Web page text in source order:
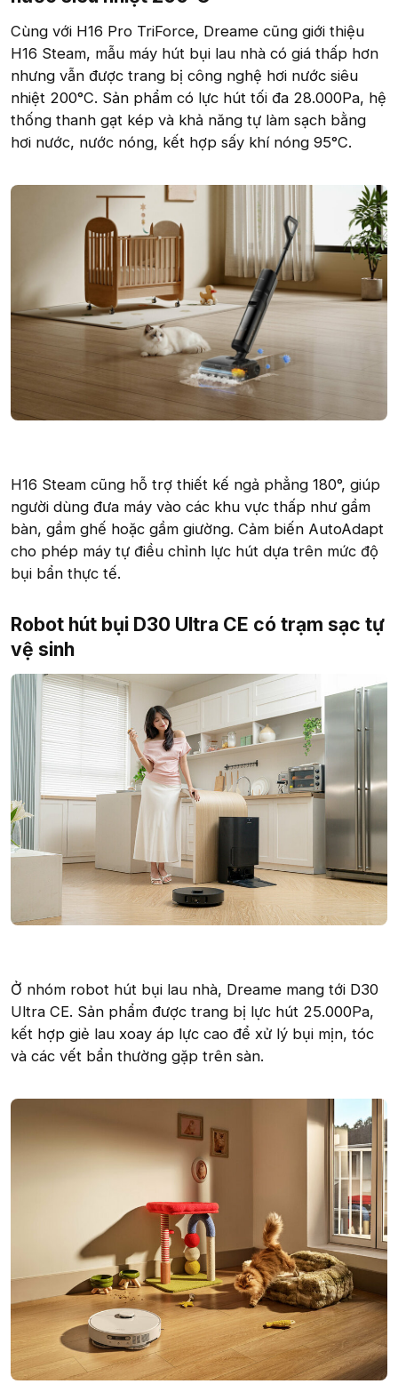
Cùng với H16 Pro TriForce, Dreame cũng giới thiệu
H16 Steam, mẫu máy hút bụi lau nhà có giá thấp hơn
nhưng vẫn được trang bị công nghệ hơi nước siêu
nhiệt 200°C. Sản phẩm có lực hút tối đa 28.000Pa, hệ
thống thanh gạt kép và khả năng tự làm sạch bằng
hơi nước, nước nóng, kết hợp sấy khí nóng 95°C.
H16 Steam cũng hỗ trợ thiết kế ngả phẳng 180°, giúp
người dùng đưa máy vào các khu vực thấp như gầm
bàn, gầm ghế hoặc gầm giường. Cảm biến AutoAdapt
cho phép máy tự điều chỉnh lực hút dựa trên mức độ
bụi bẩn thực tế.
Robot hút bụi D30 Ultra CE có trạm sạc tự
vệ sinh​
Ở nhóm robot hút bụi lau nhà, Dreame mang tới D30
Ultra CE. Sản phẩm được trang bị lực hút 25.000Pa,
kết hợp giẻ lau xoay áp lực cao để xử lý bụi mịn, tóc
và các vết bẩn thường gặp trên sàn.